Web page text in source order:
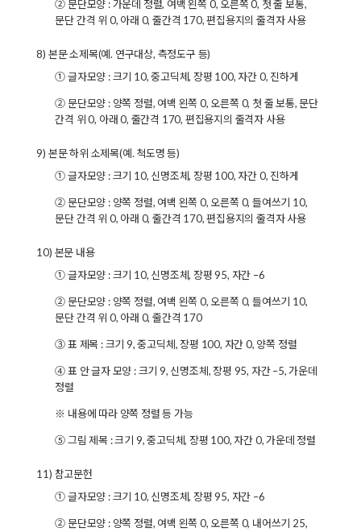
② 문단모양 : 가운데 정렬, 여백 왼쪽 0, 오른쪽 0, 첫 줄 보통,
문단 간격 위 0, 아래 0, 줄간격 170, 편집용지의 줄격자 사용
8) 본문 소제목(예. 연구대상, 측정도구 등)
① 글자모양 : 크기 10, 중고딕체, 장평 100, 자간 0, 진하게
② 문단모양 : 양쪽 정렬, 여백 왼쪽 0, 오른쪽 0, 첫 줄 보통, 문단
간격 위 0, 아래 0, 줄간격 170, 편집용지의 줄격자 사용
9) 본문 하위 소제목(예. 척도명 등)
① 글자모양 : 크기 10, 신명조체, 장평 100, 자간 0, 진하게
② 문단모양 : 양쪽 정렬, 여백 왼쪽 0, 오른쪽 0, 들여쓰기 10,
문단 간격 위 0, 아래 0, 줄간격 170, 편집용지의 줄격자 사용
10) 본문 내용
① 글자모양 : 크기 10, 신명조체, 장평 95, 자간 –6
② 문단모양 : 양쪽 정렬, 여백 왼쪽 0, 오른쪽 0, 들여쓰기 10,
문단 간격 위 0, 아래 0, 줄간격 170
③ 표 제목 : 크기 9, 중고딕체, 장평 100, 자간 0, 양쪽 정렬
④ 표 안 글자 모양 : 크기 9, 신명조체, 장평 95, 자간 –5, 가운데
정렬
※ 내용에 따라 양쪽 정렬 등 가능
⑤ 그림 제목 : 크기 9, 중고딕체, 장평 100, 자간 0, 가운데 정렬
11) 참고문헌
① 글자모양 : 크기 10, 신명조체, 장평 95, 자간 –6
② 문단모양 : 양쪽 정렬, 여백 왼쪽 0, 오른쪽 0, 내어쓰기 25,